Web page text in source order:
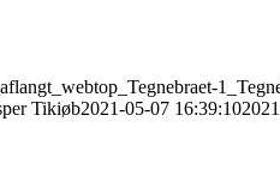
Tikiøb2021-05-07 16:39:10